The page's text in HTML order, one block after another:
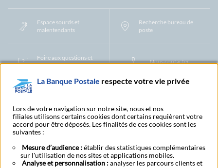
Espace sourds et
malentendants
Recherche bureau de
poste
Foire aux questions et
centre d'aide
Nous contacter
Protection des Données à Caractère PersonnelFiliales et partenaires
CookiesGestion des cookiesActualiser vos informations
Contestation et réclamation Coordonnées Centres Financiers
Alertes fraudes et points de vigilance Actualités réglementaires CGU
Aide navigateur et systèmes d'exploitation
Vider le cache de votre navigateurLexique Aide et accessibilité
La Banque Postale respecte votre vie privée
Lors de votre navigation sur notre site, nous et nos
filiales utilisons certains cookies dont certains requièrent votre
accord pour être déposés. Les finalités de ces cookies sont les
suivantes :
Mesure d’audience :établir des statistiques complémentaires
sur l'utilisation de nos sites et applications mobiles.
Analyse et personnalisation :analyser les parcours clients et